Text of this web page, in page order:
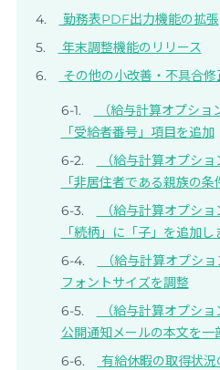
勤務表PDF出力機能の拡張
年末調整機能のリリース
その他の小改善・不具合修
（給与計算オプショ
「受給者番号」項目を追加
（給与計算オプシ
「非居住者である親族の
（給与計算オプシ
「続柄」に「子」を追加し
（給与計算オプシ
フォントサイズを調整
（給与計算オプシ
公開通知メールの本文を一
有給休暇の取得状